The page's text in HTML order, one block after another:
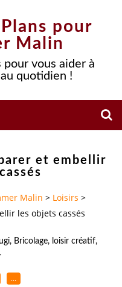
pour
Malin
vous aider à
quotidien !
et embellir
Malin > Loisirs >
les objets cassés
, Bricolage, loisir créatif,
…